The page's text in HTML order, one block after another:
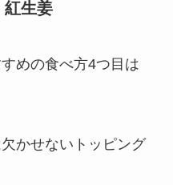
紅生姜
めの食べ方4つ目は
かせないトッピング